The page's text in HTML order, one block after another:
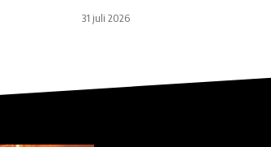
31 juli 2026